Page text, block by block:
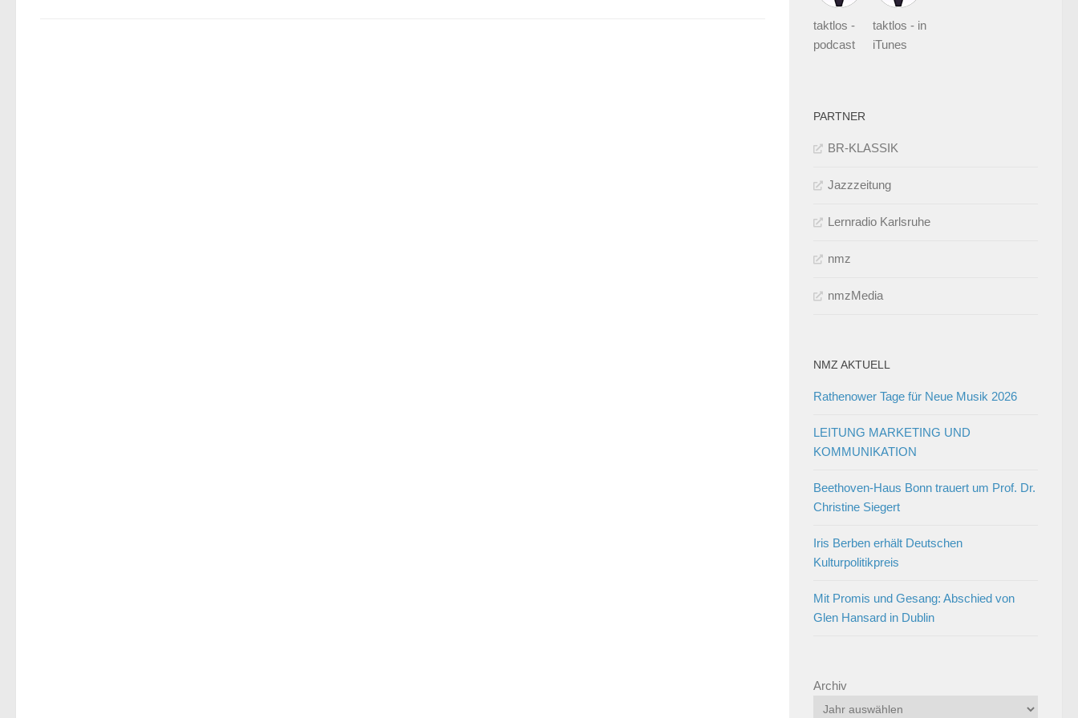
taktlos -
podcast
taktlos - in
iTunes
PARTNER
BR-KLASSIK
Jazzzeitung
Lernradio Karlsruhe
nmz
nmzMedia
NMZ AKTUELL
Rathenower Tage für Neue Musik 2026
LEITUNG MARKETING UND
KOMMUNIKATION
Beethoven-Haus Bonn trauert um Prof. Dr.
Christine Siegert
Iris Berben erhält Deutschen
Kulturpolitikpreis
Mit Promis und Gesang: Abschied von
Glen Hansard in Dublin
Archiv